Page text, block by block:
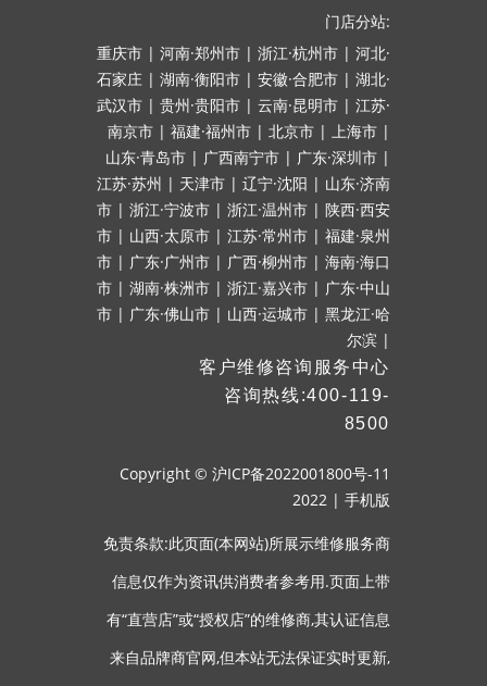
门店分站:
重庆市 | 河南·郑州市 | 浙江·杭州市 | 河北·
石家庄 | 湖南·衡阳市 | 安徽·合肥市 | 湖北·
武汉市 | 贵州·贵阳市 | 云南·昆明市 | 江苏·
南京市 | 福建·福州市 | 北京市 | 上海市 |
山东·青岛市 | 广西南宁市 | 广东·深圳市 |
江苏·苏州 | 天津市 | 辽宁·沈阳 | 山东·济南
市 | 浙江·宁波市 | 浙江·温州市 | 陕西·西安
市 | 山西·太原市 | 江苏·常州市 | 福建·泉州
市 | 广东·广州市 | 广西·柳州市 | 海南·海口
市 | 湖南·株洲市 | 浙江·嘉兴市 | 广东·中山
市 | 广东·佛山市 | 山西·运城市 | 黑龙江·哈
尔滨 |
客户维修咨询服务中心
咨询热线:400-119-
8500
Copyright © 沪ICP备2022001800号-11
2022 | 手机版
免责条款:此页面(本网站)所展示维修服务商
信息仅作为资讯供消费者参考用.页面上带
有“直营店”或“授权店”的维修商,其认证信息
来自品牌商官网,但本站无法保证实时更新,